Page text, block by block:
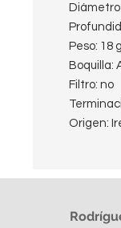
Diámetro
Peso: 18 g
Boquilla:
Filtro: no
Origen: